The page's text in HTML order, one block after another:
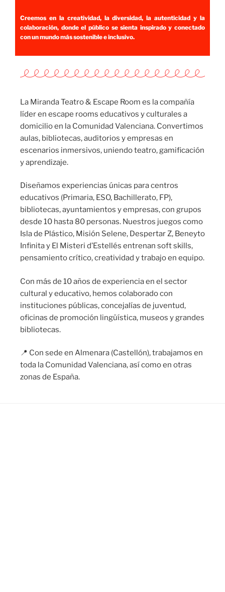
Creemos en la creatividad, la diversidad, la autenticidad y la
colaboración, donde el público se sienta inspirado y conectado
con un mundo más sostenible e inclusivo.
La Miranda Teatro & Escape Room es la compañía
líder en escape rooms educativos y culturales a
domicilio en la Comunidad Valenciana. Convertimos
aulas, bibliotecas, auditorios y empresas en
escenarios inmersivos, uniendo teatro, gamificación
y aprendizaje.
Diseñamos experiencias únicas para centros
educativos (Primaria, ESO, Bachillerato, FP),
bibliotecas, ayuntamientos y empresas, con grupos
desde 10 hasta 80 personas. Nuestros juegos como
Isla de Plástico, Misión Selene, Despertar Z, Beneyto
Infinita y El Misteri d’Estellés entrenan soft skills,
pensamiento crítico, creatividad y trabajo en equipo.
Con más de 10 años de experiencia en el sector
cultural y educativo, hemos colaborado con
instituciones públicas, concejalías de juventud,
oficinas de promoción lingüística, museos y grandes
bibliotecas.
📍 Con sede en Almenara (Castellón), trabajamos en
toda la Comunidad Valenciana, así como en otras
zonas de España.